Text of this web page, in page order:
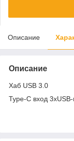
Описание
Описание
Хаб USB 3.0
Type-C вход 3xUSB-